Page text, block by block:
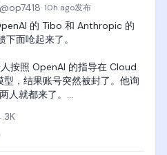
上就是靠拿到了美国顶尖专家
术，这削弱了美国AI的领先优
法就相对宽松，认为除非数据
否则数据本质上就是一种商
素质的研发和数学人才，盲目
引发一轮贸易战和反制，而且
整体生态上还保持着领先地
者你的账号有非常独特的优
适合这个项目，才有可能直接
你对接。
推广需求统一交给不同的中介
主。
常会听到一个词，叫做「返
@op7418·10h ago发布
的 Tibo 和 Anthropic 的
面呛起来了。
按照 OpenAI 的指导在 Cloud
，结果账号突然被封了。他询
人就都来了。
去 Anthropic，Table 说不去
的限制。